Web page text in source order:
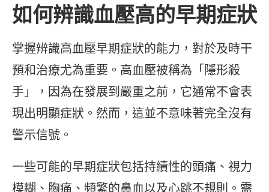
如何辨識血壓高的早期症狀
掌握辨識高血壓早期症狀的能力，對於及時干
預和治療尤為重要。高血壓被稱為「隱形殺
手」，因為在發展到嚴重之前，它通常不會表
現出明顯症狀。然而，這並不意味著完全沒有
警示信號。
一些可能的早期症狀包括持續性的頭痛、視力
模糊、胸痛、頻繁的鼻血以及心跳不規則。需